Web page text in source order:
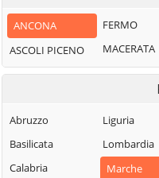
Castelplanio
Cerreto d'Esi
Chiaravalle
Cupramontana
Fabriano
Morro d'Alba
Numana
Osimo
ANCONA
ASCOLI PICENO
FERMO
MACERATA
Abruzzo
Basilicata
Calabria
Liguria
Lombardia
Marche